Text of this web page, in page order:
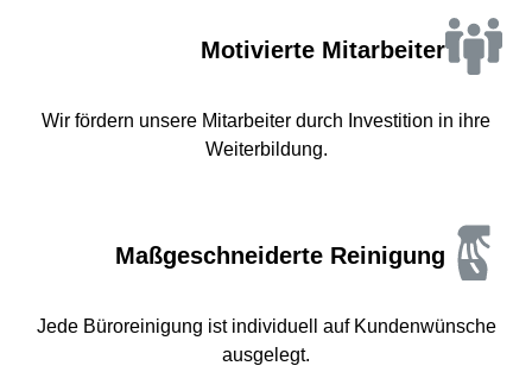
Motivierte Mitarbeiter
Wir fördern unsere Mitarbeiter durch Investition in ihre
Weiterbildung.
Maßgeschneiderte Reinigung
Jede Büroreinigung ist individuell auf Kundenwünsche
ausgelegt.